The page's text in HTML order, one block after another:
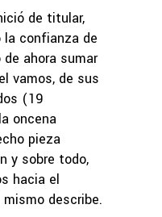
de titular,
la confianza de
ahora sumar
vamos, de sus
(19
oncena
pieza
y sobre todo,
hacia el
describe.